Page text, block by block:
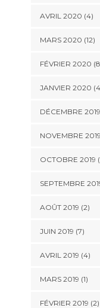
AVRIL 2020 (4)
MARS 2020 (12)
FÉVRIER 2020
JANVIER 2020
DÉCEMBRE
NOVEMBRE
OCTOBRE 2019
SEPTEMBRE
AOÛT 2019 (2)
JUIN 2019 (7)
AVRIL 2019 (4)
MARS 2019 (1)
FÉVRIER 2019 (2)